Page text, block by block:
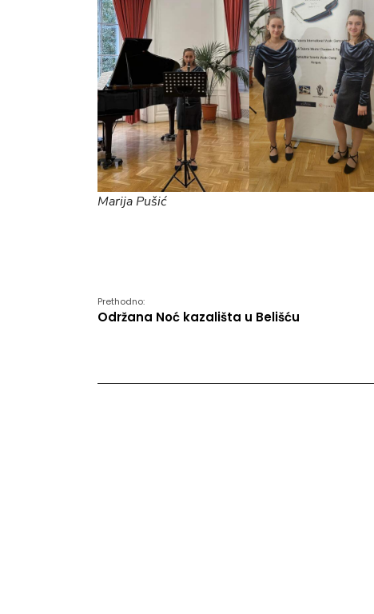
Marija Pušić
Prethodno:
Održana Noć kazališta u Belišću